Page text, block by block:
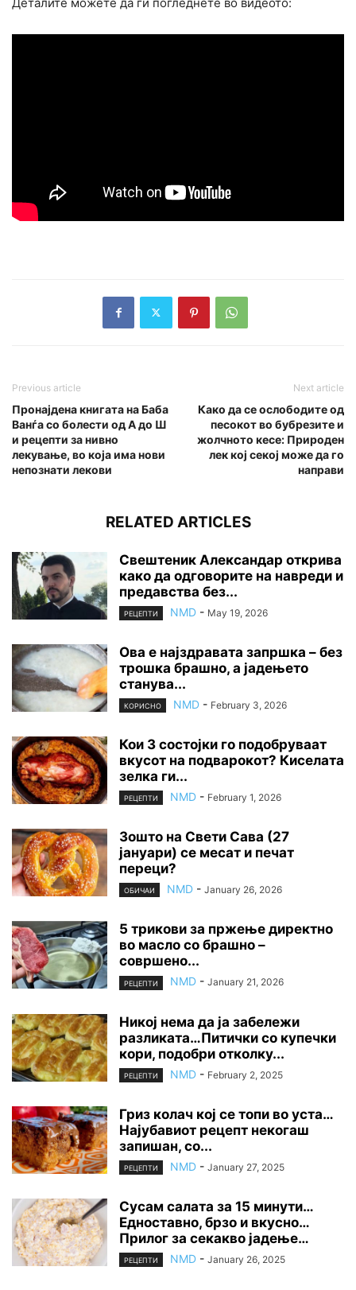
Деталите можете да ги погледнете во видеото:
Previous article
Пронајдена книгата на Баба
Ванѓа со болести од А до Ш
и рецепти за нивно
лекување, во која има нови
непознати лекови
Next article
Како да се ослободите од
песокот во бубрезите и
жолчното кесе: Природен
лек кој секој може да го
направи
RELATED ARTICLES
Свештеник Александар открива
како да одговорите на навреди и
предавства без...
РЕЦЕПТИ NMD - May 19, 2026
Ова е најздравата запршка – без
трошка брашно, а јадењето
станува...
КОРИСНО NMD - February 3, 2026
Кои 3 состојки го подобруваат
вкусот на подварокот? Киселата
зелка ги...
РЕЦЕПТИ NMD - February 1, 2026
Зошто на Свети Сава (27
јануари) се месат и печат
переци?
ОБИЧАИ NMD - January 26, 2026
5 трикови за пржење директно
во масло со брашно –
совршено...
РЕЦЕПТИ NMD - January 21, 2026
Никој нема да ја забележи
разликата…Питички со купечки
кори, подобри отколку...
РЕЦЕПТИ NMD - February 2, 2025
Гриз колач кој се топи во уста…
Најубавиот рецепт некогаш
запишан, со...
РЕЦЕПТИ NMD - January 27, 2025
Сусам салата за 15 минути…
Едноставно, брзо и вкусно…
Прилог за секакво јадење…
РЕЦЕПТИ NMD - January 26, 2025